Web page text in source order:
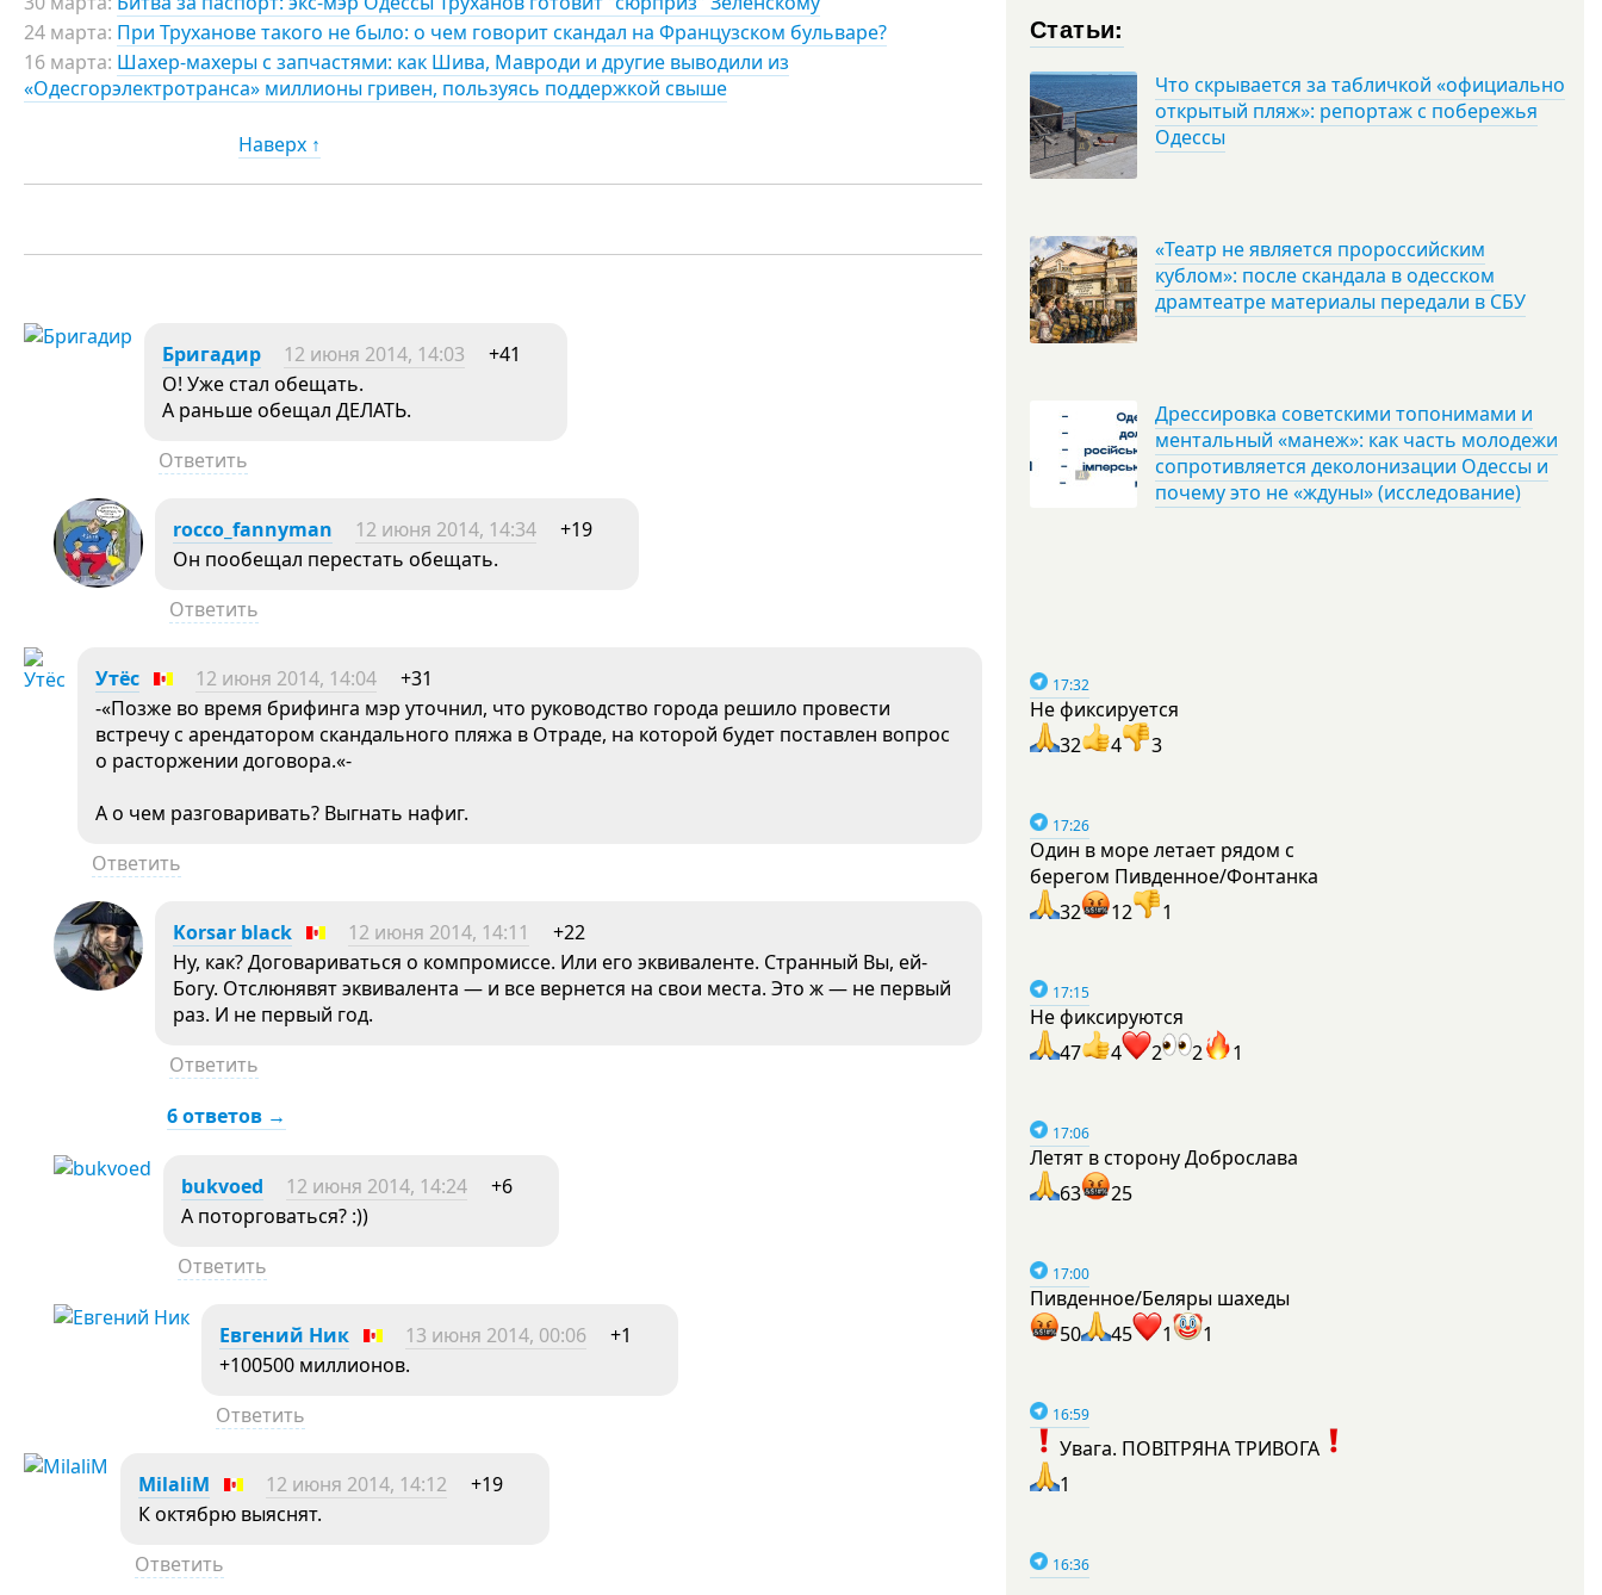
24 марта: При Труханове такого не было: о чем говорит скандал на Французском бульваре?
16 марта: Шахер-махеры с запчастями: как Шива, Мавроди и другие выводили из
«Одесгорэлектротранса» миллионы гривен, пользуясь поддержкой свыше
Наверх ↑
Бригадир 12 июня 2014, 14:03
+41
О! Уже стал обещать.
А раньше обещал ДЕЛАТЬ.
Ответить
rocco_fannyman 12 июня 2014, 14:34
+19
Он пообещал перестать обещать.
Ответить
Утёс 12 июня 2014, 14:04
+31
-«Позже во время брифинга мэр уточнил, что руководство города решило провести
встречу с арендатором скандального пляжа в Отраде, на которой будет поставлен вопрос
о расторжении договора.«-
А о чем разговаривать? Выгнать нафиг.
Ответить
Korsar black 12 июня 2014, 14:11
+22
Ну, как? Договариваться о компромиссе. Или его эквиваленте. Странный Вы, ей-
Богу. Отслюнявят эквивалента — и все вернется на свои места. Это ж — не первый
раз. И не первый год.
Ответить
6 ответов →
bukvoed 12 июня 2014, 14:24
+6
А поторговаться? :))
Ответить
Евгений Ник 13 июня 2014, 00:06
+1
+100500 миллионов.
Ответить
MilaliM 12 июня 2014, 14:12
+19
К октябрю выяснят.
Ответить
Статьи:
Что скрывается за табличкой «официально
открытый пляж»: репортаж с побережья
Одессы
«Театр не является пророссийским
кублом»: после скандала в одесском
драмтеатре материалы передали в СБУ
Дрессировка советскими топонимами и
ментальный «манеж»: как часть молодежи
сопротивляется деколонизации Одессы и
почему это не «ждуны» (исследование)
17:32
Не фиксируется
32
4 3
17:26
Один в море летает рядом с
берегом Пивденное/Фонтанка
32
12 1
17:15
Не фиксируются
47
4 2 2 1
17:06
Летят в сторону Доброслава
63
25
17:00
Пивденное/Беляры шахеды
50
45 1 1
16:59
Увага. ПОВІТРЯНА ТРИВОГА
1
16:36